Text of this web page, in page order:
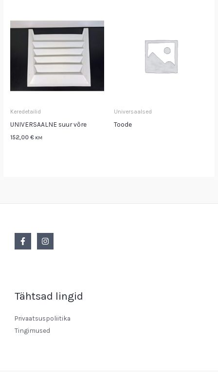
Keredetailid
UNIVERSAALNE suur võre
152,00€ KM
Universaalsed
Toode
Tähtsad lingid
Privaatsuspoliitika
Tingimused